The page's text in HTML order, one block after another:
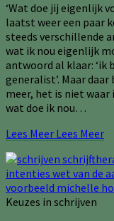
‘Wat doe jij eigenlijk
laatst weer een paar
steeds verschillende
wat ik nou eigenlijk
antwoord al klaar:
generalist’. Maar
meer, het is niet waar
wat doe ik nou…
Lees Meer Lees Meer
Keuzes in schrijven